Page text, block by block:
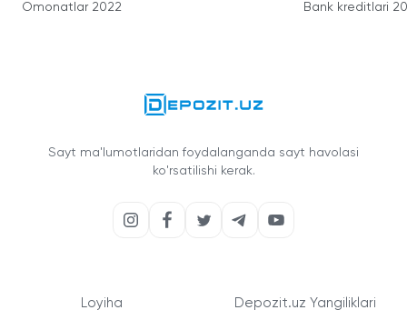
Omonatlar 2022 Bank kreditlari
Sayt ma'lumotlaridan foydalanganda sayt havolasi
ko'rsatilishi kerak.
Loyiha Depozit.uz Yangiliklari